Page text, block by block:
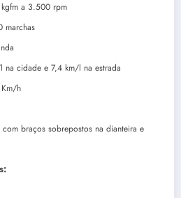
a 3.500 rpm
marchas
na cidade e 7,4 km/l na estrada
h
com braços sobrepostos na dianteira e